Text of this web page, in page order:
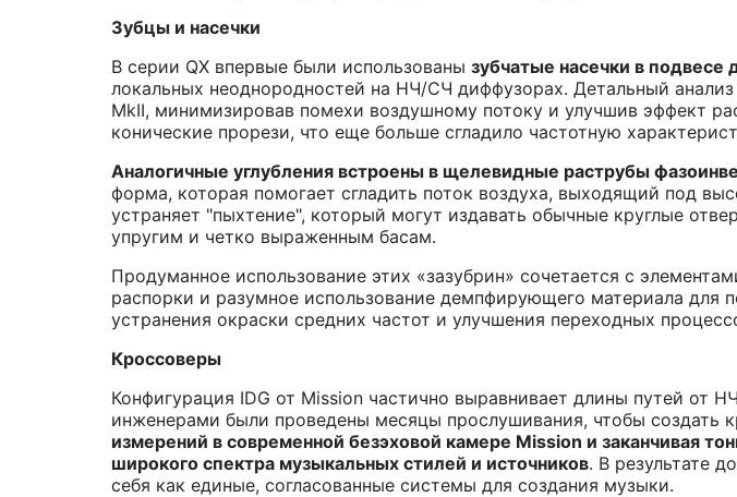
Зубцы и насечки
В серии QX впервые были использованы зубчатые насечки в подвесе
локальных неоднородностей на НЧ/СЧ диффузорах. Детальный
MkII, минимизировав помехи воздушному потоку и улучшив эффект
конические прорези, что еще больше сгладило частотную
Аналогичные углубления встроены в щелевидные раструбы
форма, которая помогает сгладить поток воздуха, выходящий под
устраняет "пыхтение", который могут издавать обычные круглые
упругим и четко выраженным басам.
Продуманное использование этих «зазубрин» сочетается с
распорки и разумное использование демпфирующего материала для
устранения окраски средних частот и улучшения переходных
Кроссоверы
Конфигурация IDG от Mission частично выравнивает длины путей от
инженерами были проведены месяцы прослушивания, чтобы создать
измерений в современной безэховой камере Mission и заканчивая
широкого спектра музыкальных стилей и источников. В результате
себя как единые, согласованные системы для создания музыки.